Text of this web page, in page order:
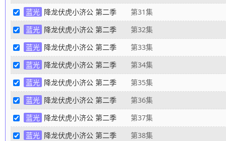
蓝光 降龙伏虎小济公 第二季 第31集
蓝光 降龙伏虎小济公 第二季 第32集
蓝光 降龙伏虎小济公 第二季 第33集
蓝光 降龙伏虎小济公 第二季 第34集
蓝光 降龙伏虎小济公 第二季 第35集
蓝光 降龙伏虎小济公 第二季 第36集
蓝光 降龙伏虎小济公 第二季 第37集
蓝光 降龙伏虎小济公 第二季 第38集